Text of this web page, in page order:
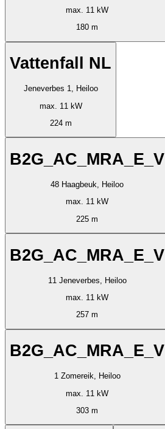
max. 11 kW
180 m
Vattenfall NL
Jeneverbes 1, Heiloo
max. 11 kW
224 m
B2G_AC_MRA_E_V
48 Haagbeuk, Heiloo
max. 11 kW
225 m
B2G_AC_MRA_E_V
11 Jeneverbes, Heiloo
max. 11 kW
257 m
B2G_AC_MRA_E_V
1 Zomereik, Heiloo
max. 11 kW
303 m